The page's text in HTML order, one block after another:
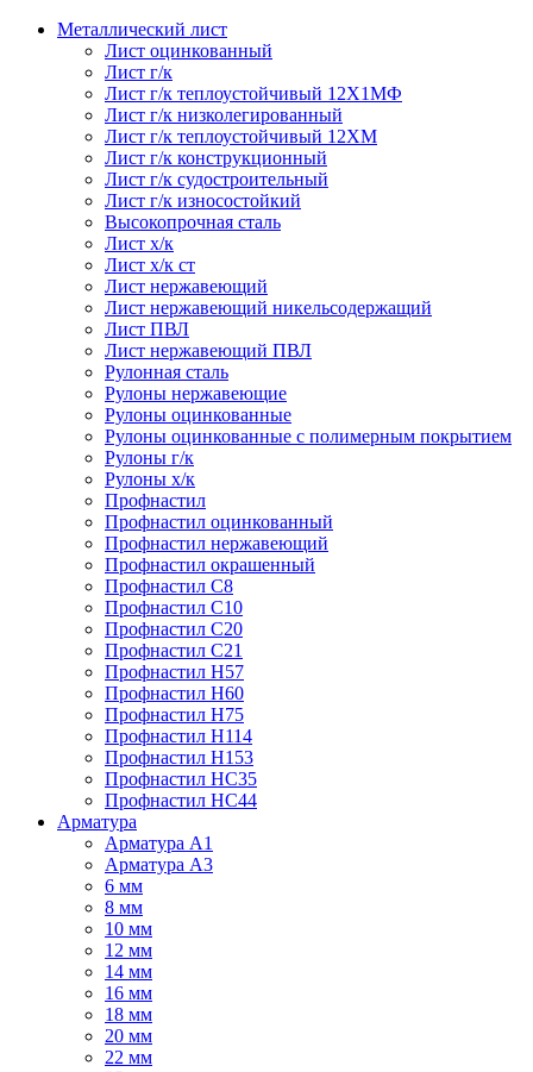
Металлический лист
Лист оцинкованный
Лист г/к
Лист г/к теплоустойчивый 12Х1МФ
Лист г/к низколегированный
Лист г/к теплоустойчивый 12ХМ
Лист г/к конструкционный
Лист г/к судостроительный
Лист г/к износостойкий
Высокопрочная сталь
Лист х/к
Лист х/к ст
Лист нержавеющий
Лист нержавеющий никельсодержащий
Лист ПВЛ
Лист нержавеющий ПВЛ
Рулонная сталь
Рулоны нержавеющие
Рулоны оцинкованные
Рулоны оцинкованные с полимерным покрытием
Рулоны г/к
Рулоны х/к
Профнастил
Профнастил оцинкованный
Профнастил нержавеющий
Профнастил окрашенный
Профнастил С8
Профнастил С10
Профнастил С20
Профнастил С21
Профнастил Н57
Профнастил Н60
Профнастил Н75
Профнастил Н114
Профнастил Н153
Профнастил НС35
Профнастил НС44
Арматура
Арматура А1
Арматура А3
6 мм
8 мм
10 мм
12 мм
14 мм
16 мм
18 мм
20 мм
22 мм